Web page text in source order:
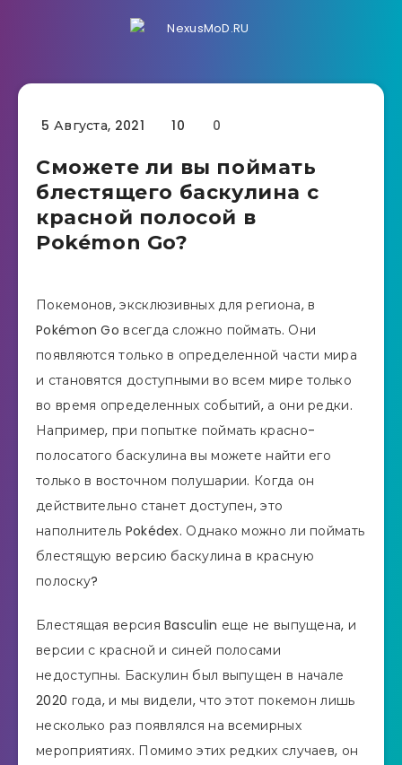
5 Августа, 2021 10 0
Сможете ли вы поймать
блестящего баскулина с
красной полосой в
Pokémon Go?
Покемонов, эксклюзивных для региона, в
Pokémon Go всегда сложно поймать. Они
появляются только в определенной части мира
и становятся доступными во всем мире только
во время определенных событий, а они редки.
Например, при попытке поймать красно-
полосатого баскулина вы можете найти его
только в восточном полушарии. Когда он
действительно станет доступен, это
наполнитель Pokédex. Однако можно ли поймать
блестящую версию баскулина в красную
полоску?
Блестящая версия Basculin еще не выпущена, и
версии с красной и синей полосами
недоступны. Баскулин был выпущен в начале
2020 года, и мы видели, что этот покемон лишь
несколько раз появлялся на всемирных
мероприятиях. Помимо этих редких случаев, он